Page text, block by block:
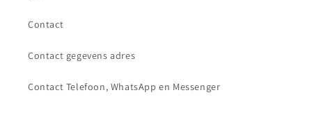
Contact
Contact gegevens adres
Contact Telefoon, WhatsApp en Messenger